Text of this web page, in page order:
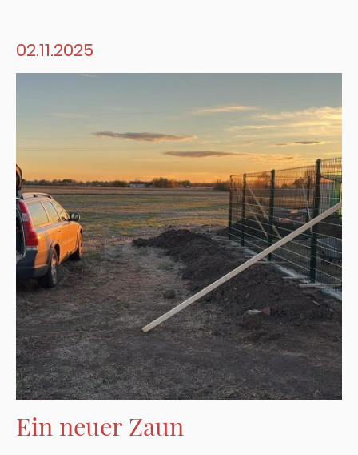
02.11.2025
Ein neuer Zaun